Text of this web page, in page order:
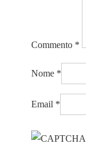
Commento *
Nome *
Email *